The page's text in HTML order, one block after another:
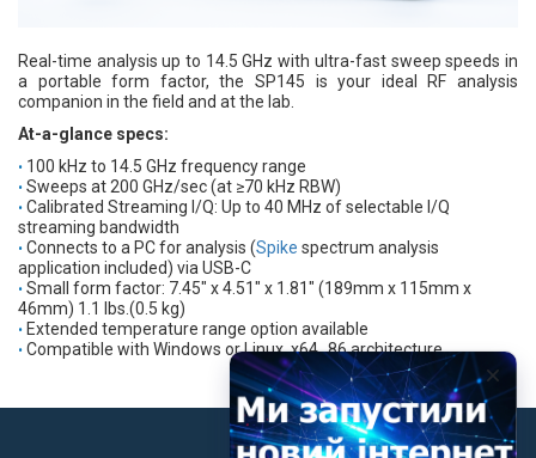
Контакты
Доставка
Тех.
поддержка
Блог
Real-time analysis up to 14.5 GHz with ultra-fast sweep speeds in
a portable form factor, the SP145 is your ideal RF analysis
companion in the field and at the lab.
At-a-glance specs:
100 kHz to 14.5 GHz frequency range
Sweeps at 200 GHz/sec (at ≥70 kHz RBW)
Calibrated Streaming I/Q: Up to 40 MHz of selectable I/Q
streaming bandwidth
Connects to a PC for analysis (Spike spectrum analysis
application included) via USB-C
Small form factor: 7.45″ x 4.51″ x 1.81″ (189mm x 115mm x
46mm) 1.1 lbs.(0.5 kg)
Extended temperature range option available
Compatible with Windows or Linux, x64_86 architecture